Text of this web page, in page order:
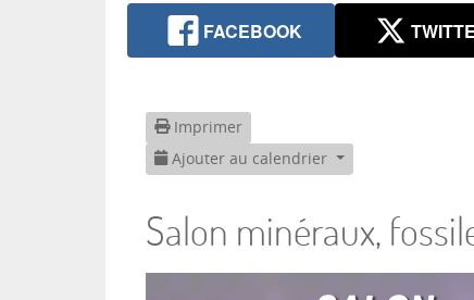
FACEBOOK
Imprimer
Ajouter au calendrier
Salon minéraux,